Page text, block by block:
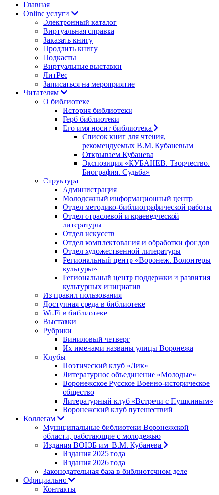
Главная
Online услуги
Электронный каталог
Виртуальная справка
Заказать книгу
Продлить книгу
Подкасты
Виртуальные выставки
ЛитРес
Записаться на мероприятие
Читателям
О библиотеке
История библиотеки
Герб библиотеки
Его имя носит библиотека
Список книг для чтения,
рекомендуемых В.М. Кубаневым
Открываем Кубанева
Экспозиция «КУБАНЕВ. Творчество.
Биография. Судьба»
Структура
Администрация
Молодежный информационный центр
Отдел методико-библиографической работы
Отдел отраслевой и краеведческой
литературы
Отдел искусств
Отдел комплектования и обработки фондов
Отдел художественной литературы
Региональный центр «Воронеж. Волонтеры
культуры»
Региональный центр поддержки и развития
культурных инициатив
Из правил пользования
Доступная среда в библиотеке
Wi-Fi в библиотеке
Выставки
Рубрики
Виниловый четверг
Их именами названы улицы Воронежа
Клубы
Поэтический клуб «Лик»
Литературное объединение «Молодые»
Воронежское Русское Военно-историческое
общество
Литературный клуб «Встречи с Пушкиным»
Воронежский клуб путешествий
Коллегам
Муниципальные библиотеки Воронежской
области, работающие с молодежью
Издания ВОЮБ им. В.М. Кубанева
Издания 2025 года
Издания 2026 года
Законодательная база в библиотечном деле
Официально
Контакты